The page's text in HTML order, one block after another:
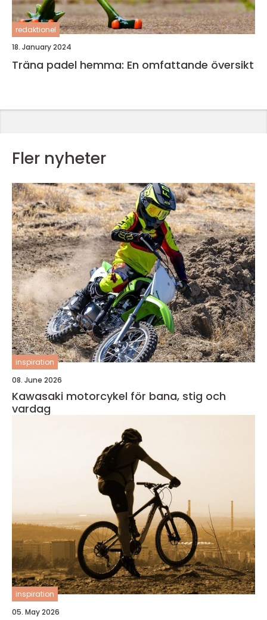
redaktionel
18. January 2024
Träna padel hemma: En omfattande översikt
Fler nyheter
inspiration
08. June 2026
Kawasaki motorcykel för bana, stig och
vardag
inspiration
05. May 2026